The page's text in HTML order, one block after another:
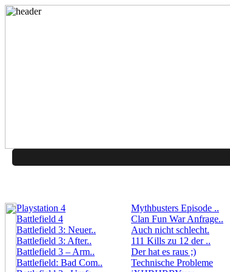
Playstation 4
Battlefield 4
Battlefield 3: Neuer..
Battlefield 3: After..
Battlefield 3 – Arm..
Battlefield: Bad Com..
Mythbusters Episode ..
Clan Fun War Anfrage..
Auch nicht schlecht.
111 Kills zu 12 der ..
Der hat es raus ;)
Technische Probleme